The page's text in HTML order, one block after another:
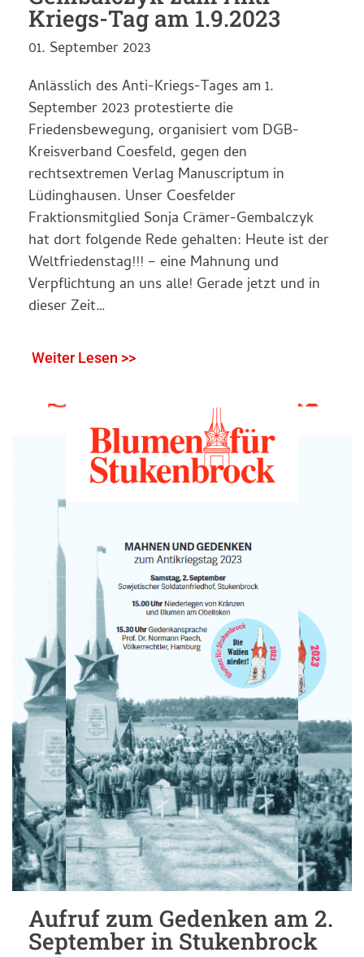
Kriegs-Tag am 1.9.2023
01. September 2023
Anlässlich des Anti-Kriegs-Tages am 1.
September 2023 protestierte die
Friedensbewegung, organisiert vom DGB-
Kreisverband Coesfeld, gegen den
rechtsextremen Verlag Manuscriptum in
Lüdinghausen. Unser Coesfelder
Fraktionsmitglied Sonja Crämer-Gembalczyk
hat dort folgende Rede gehalten: Heute ist der
Weltfriedenstag!!! – eine Mahnung und
Verpflichtung an uns alle! Gerade jetzt und in
dieser Zeit…
Weiter Lesen >>
Aufruf zum Gedenken am 2.
September in Stukenbrock